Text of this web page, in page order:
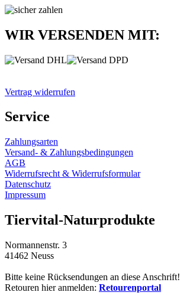
WIR VERSENDEN MIT:
Vertrag widerrufen
Service
Zahlungsarten
Versand- & Zahlungsbedingungen
AGB
Widerrufsrecht & Widerrufsformular
Datenschutz
Impressum
Tiervital-Naturprodukte
Normannenstr. 3
41462 Neuss
Bitte keine Rücksendungen an diese Anschrift!
Retouren hier anmelden: Retourenportal